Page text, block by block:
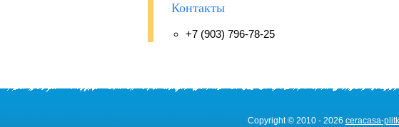
Контакты
+7 (903) 796-78-25
Copyright © 2010 - 2026 ceracasa-